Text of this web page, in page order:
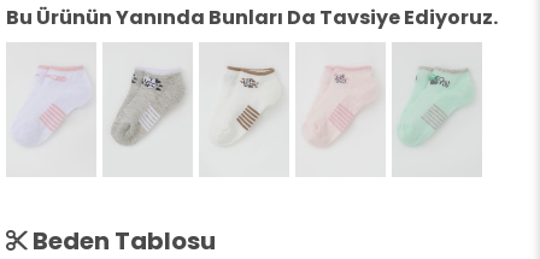
Bu Ürünün Yanında Bunları Da Tavsiye Ediyoruz.
Beden Tablosu